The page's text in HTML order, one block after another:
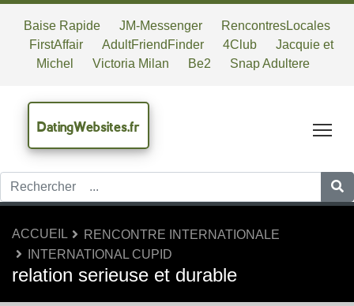
Baise Rapide JM-Messenger
RencontresLocales
FirstAffair
AdultFriendFinder 4Club
Jacquie et
Michel
Victoria Milan Be2 Snap Adultere
DatingWebsites.fr
ACCUEIL
RENCONTRE INTERNATIONALE
INTERNATIONAL CUPID
relation serieuse et durable